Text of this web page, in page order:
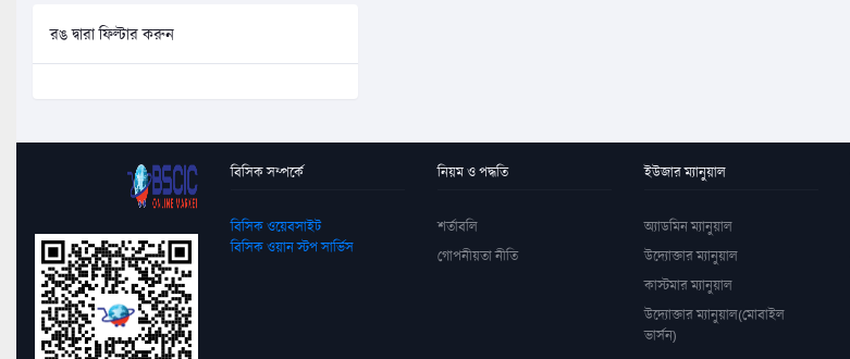
রঙ দ্বারা ফিল্টার করুন
বিসিক সম্পর্কে
বিসিক ওয়েবসাইট
বিসিক ওয়ান স্টপ সার্ভিস
নিয়ম ও পদ্ধতি
শর্তাবলি
গোপনীয়তা নীতি
ইউজার ম্যানুয়াল
অ্যাডমিন ম্যানুয়াল
উদ্যোক্তার ম্যানুয়াল
কাস্টমার ম্যানুয়াল
উদ্যোক্তার ম্যানুয়াল(মোবাইল
ভার্সন)